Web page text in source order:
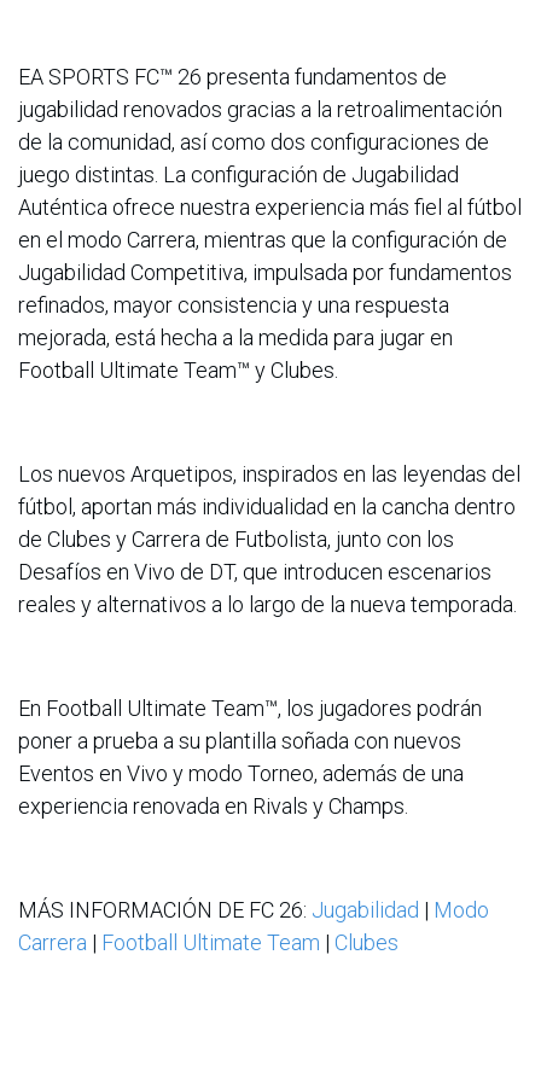
EA SPORTS FC™ 26 presenta fundamentos de
jugabilidad renovados gracias a la retroalimentación
de la comunidad, así como dos configuraciones de
juego distintas. La configuración de Jugabilidad
Auténtica ofrece nuestra experiencia más fiel al fútbol
en el modo Carrera, mientras que la configuración de
Jugabilidad Competitiva, impulsada por fundamentos
refinados, mayor consistencia y una respuesta
mejorada, está hecha a la medida para jugar en
Football Ultimate Team™ y Clubes.
Los nuevos Arquetipos, inspirados en las leyendas del
fútbol, aportan más individualidad en la cancha dentro
de Clubes y Carrera de Futbolista, junto con los
Desafíos en Vivo de DT, que introducen escenarios
reales y alternativos a lo largo de la nueva temporada.
En Football Ultimate Team™, los jugadores podrán
poner a prueba a su plantilla soñada con nuevos
Eventos en Vivo y modo Torneo, además de una
experiencia renovada en Rivals y Champs.
MÁS INFORMACIÓN DE FC 26: Jugabilidad | Modo
Carrera | Football Ultimate Team | Clubes